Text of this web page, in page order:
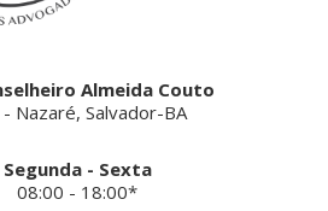
Almeida Couto
Nazaré, Salvador-BA
Segunda - Sexta
08:00 - 18:00*